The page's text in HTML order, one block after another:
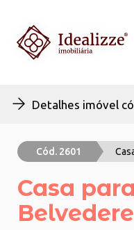
Detalhes imóvel
Cód. 2601
Casa
Belvedere